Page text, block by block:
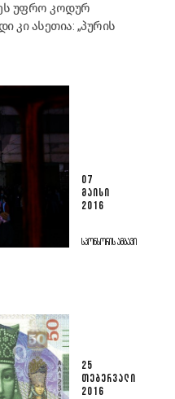
უფრო კოდურ
კი ასეთია: „პურის
07
ᲛᲐᲘᲡᲘ
2016
ᲡᲞᲝᲜᲡᲝᲠᲘᲡ ᲐᲛᲑᲐᲕᲘ
25
ᲗᲔᲑᲔᲠᲕᲐᲚᲘ
2016